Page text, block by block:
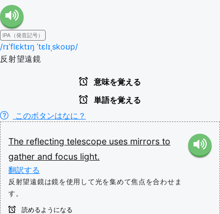
IPA（発音記号）
/rɪˈflɛktɪŋ ˈtɛlɪˌskoʊp/
反射望遠鏡
意味を覚える
単語を覚える
このボタンはなに？
The reflecting telescope uses mirrors to
gather and focus light.
翻訳する
反射望遠鏡は鏡を使用して光を集めて焦点を合わせま
す。
読めるようになる